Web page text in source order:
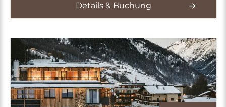
Details & Buchung